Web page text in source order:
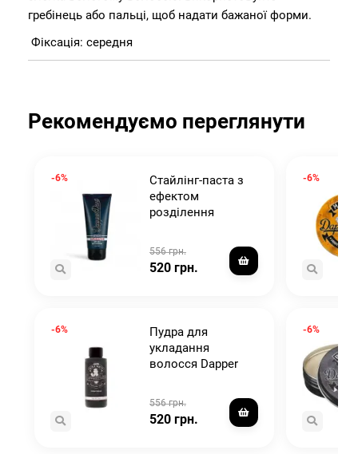
гребінець або пальці, щоб надати бажаної форми.
Фіксація: середня
Рекомендуємо переглянути
-6%
Стайлінг-паста з
ефектом
розділення
Dan Separator 80
мл
556 грн.
520 грн.
-6%
Пудра для
укладання
волосся Dapper
556 грн.
520 грн.
-6%
-6%